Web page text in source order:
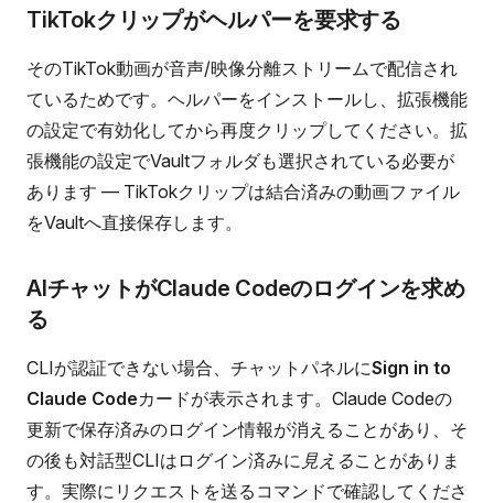
TikTokクリップがヘルパーを要求する
そのTikTok動画が音声/映像分離ストリームで配信され
ているためです。ヘルパーをインストールし、拡張機能
の設定で有効化してから再度クリップしてください。拡
張機能の設定でVaultフォルダも選択されている必要が
あります — TikTokクリップは結合済みの動画ファイル
をVaultへ直接保存します。
AIチャットがClaude Codeのログインを求め
る
CLIが認証できない場合、チャットパネルにSign in to
Claude Codeカードが表示されます。Claude Codeの
更新で保存済みのログイン情報が消えることがあり、そ
の後も対話型CLIはログイン済みに 見えることがありま
す。実際にリクエストを送るコマンドで確認してくださ